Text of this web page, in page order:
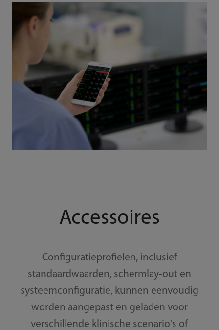
Accessoires
Configuratieprofielen, inclusief
standaardwaarden, schermlay-out en
systeemconfiguratie, kunnen eenvoudig
worden aangepast en geladen voor
verschillende klinische scenario's of